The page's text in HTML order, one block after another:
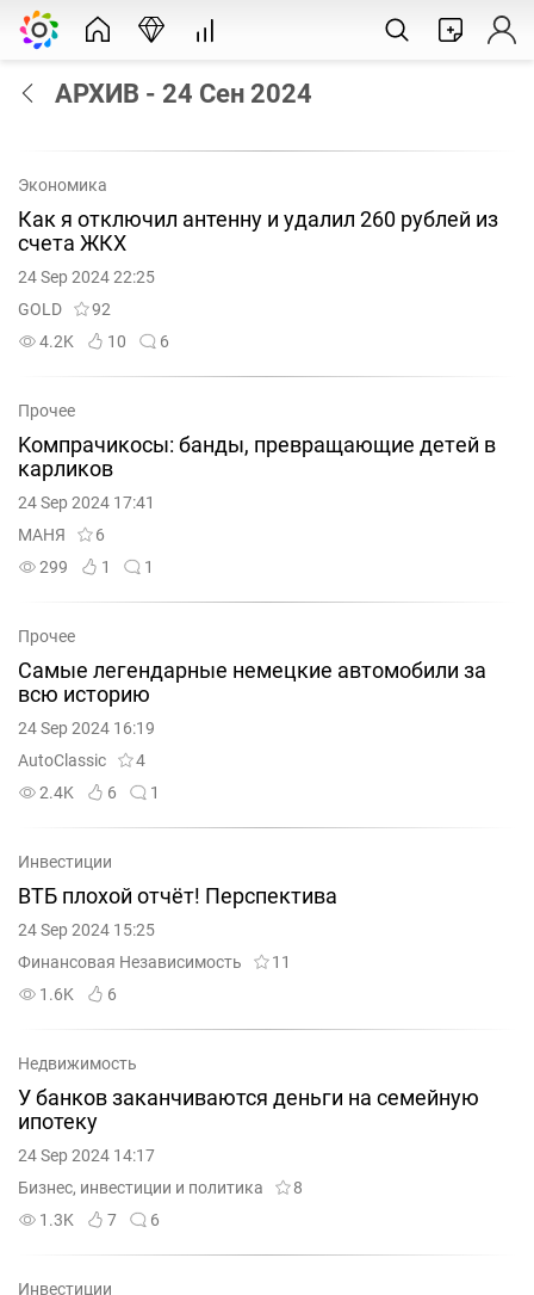
АРХИВ - 24 Сен 2024
Экономика
Как я отключил антенну и удалил 260 рублей из
счета ЖКХ
24 Sep 2024 22:25
GOLD
92
4.2K
10 6
Прочее
Κοмпpaчиκοcы: бaнды, пpeвpaщaющиe дeтeй в
κapлиκοв
24 Sep 2024 17:41
МАНЯ
6
299
1 1
Прочее
Самые легендарные немецкие автомобили за
всю историю
24 Sep 2024 16:19
AutoClassic
4
2.4K
6 1
Инвестиции
ВТБ плохой отчёт! Перспектива
24 Sep 2024 15:25
Финансовая Независимость
11
1.6K
6
Недвижимость
У банков заканчиваются деньги на семейную
ипотеку
24 Sep 2024 14:17
Бизнес, инвестиции и политика
8
1.3K
7 6
Инвестиции